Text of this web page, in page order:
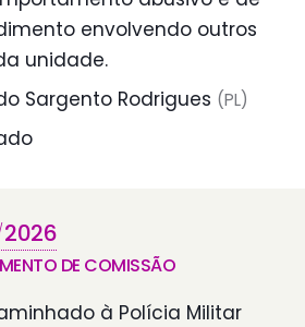
envolvendo outros
unidade.
Sargento Rodrigues (PL)
2026
DE COMISSÃO
à Polícia Militar